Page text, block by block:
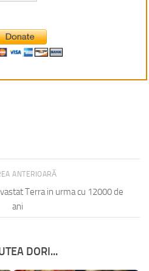
ANTERIOARĂ
Terra in urma cu 12000 de
ani
DORI...